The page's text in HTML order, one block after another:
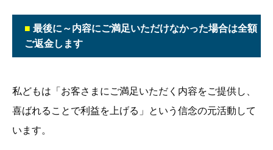
■ 最後に～内容にご満足いただけなかった場合は全額
ご返金します
私どもは「お客さまにご満足いただく内容をご提供し、
喜ばれることで利益を上げる」という信念の元活動して
います。